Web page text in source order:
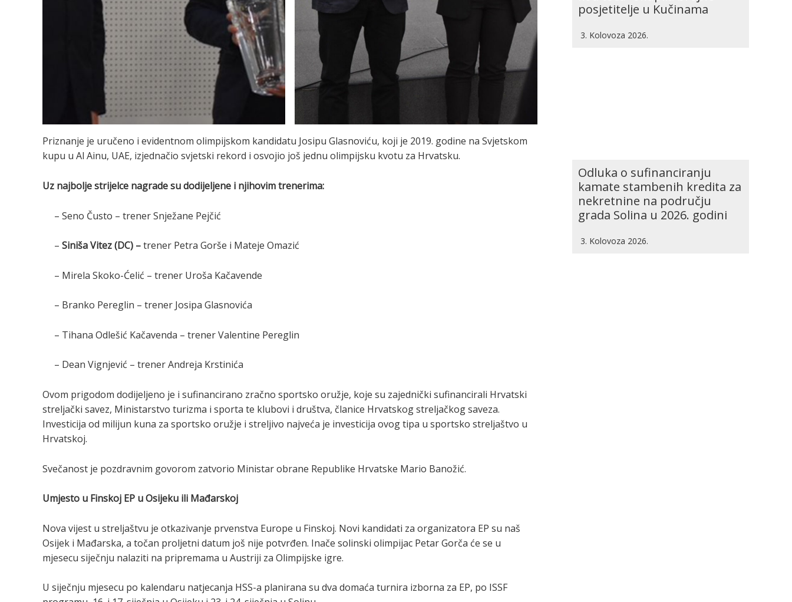
Priznanje je uručeno i evidentnom olimpijskom kandidatu Josipu Glasnoviću, koji je 2019. godine na Svjetskom
kupu u Al Ainu, UAE, izjednačio svjetski rekord i osvojio još jednu olimpijsku kvotu za Hrvatsku.
Uz najbolje strijelce nagrade su dodijeljene i njihovim trenerima:
– Seno Čusto – trener Snježane Pejčić
– Siniša Vitez (DC) –trener Petra Gorše i Mateje Omazić
– Mirela Skoko-Ćelić – trener Uroša Kačavende
– Branko Pereglin – trener Josipa Glasnovića
– Tihana Odlešić Kačavenda – trener Valentine Pereglin
– Dean Vignjević – trener Andreja Krstinića
Ovom prigodom dodijeljeno je i sufinancirano zračno sportsko oružje, koje su zajednički sufinancirali Hrvatski
streljački savez, Ministarstvo turizma i sporta te klubovi i društva, članice Hrvatskog streljačkog saveza.
Investicija od milijun kuna za sportsko oružje i streljivo najveća je investicija ovog tipa u sportsko streljaštvo u
Hrvatskoj.
Svečanost je pozdravnim govorom zatvorio Ministar obrane Republike Hrvatske Mario Banožić.
Umjesto u Finskoj EP u Osijeku ili Mađarskoj
Nova vijest u streljaštvu je otkazivanje prvenstva Europe u Finskoj. Novi kandidati za organizatora EP su naš
Osijek i Mađarska, a točan proljetni datum još nije potvrđen. Inače solinski olimpijac Petar Gorča će se u
mjesecu siječnju nalaziti na pripremama u Austriji za Olimpijske igre.
U siječnju mjesecu po kalendaru natjecanja HSS-a planirana su dva domaća turnira izborna za EP, po ISSF
posjetitelje u Kučinama
3. Kolovoza 2026.
Odluka o sufinanciranju
kamate stambenih kredita za
nekretnine na području
grada Solina u 2026. godini
3. Kolovoza 2026.